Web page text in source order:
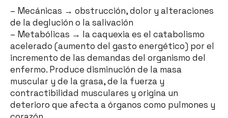
– Mecánicas → obstrucción, dolor y alteraciones
de la deglución o la salivación
– Metabólicas → la caquexia es el catabolismo
acelerado (aumento del gasto energético) por el
incremento de las demandas del organismo del
enfermo. Produce disminución de la masa
muscular y de la grasa, de la fuerza y
contractibilidad musculares y origina un
deterioro que afecta a órganos como pulmones y